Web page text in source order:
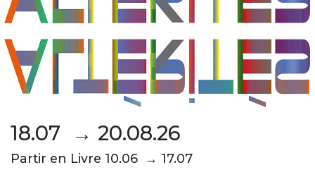
18.07 → 20.08.26
Partir en Livre 10.06 → 17.07